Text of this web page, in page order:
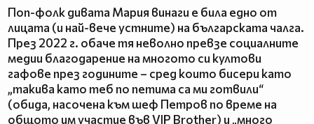
Поп-фолк дивата Мария винаги е била едно от
лицата (и най-вече устните) на българската чалга.
През 2022 г. обаче тя неволно превзе социалните
медии благодарение на многото си култови
гафове през годините – сред които бисери като
„такива като теб по петима са ми готвили“
(обида, насочена към шеф Петров по време на
общото им участие във VIP Brother) и „много